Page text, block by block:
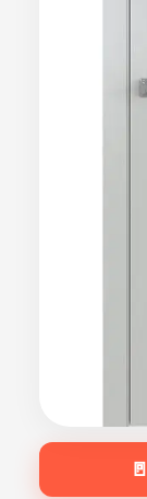
🚪